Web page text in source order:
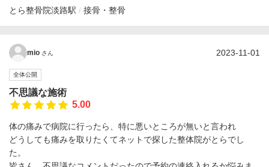
とら整骨院淡路駅 接骨・整骨
mio さん 2023-11-01
全体公開
不思議な施術
5.00
体の痛みで病院に行ったら、特に悪いところが無いと言われ
どうしても痛みを取りたくてネットで探した整体院がとらでし
た。